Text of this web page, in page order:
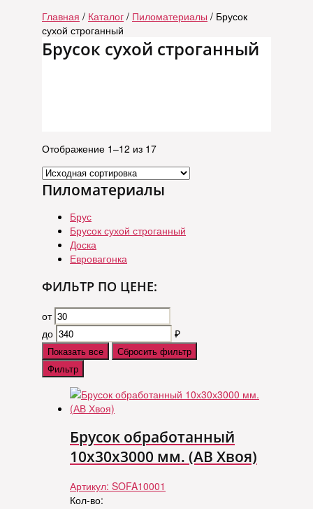
Главная / Каталог / Пиломатериалы / Брусок
сухой строганный
Брусок сухой строганный
Отображение 1–12 из 17
Пиломатериалы
Брус
Брусок сухой строганный
Доска
Евровагонка
ФИЛЬТР ПО ЦЕНЕ:
от
до
₽
Показать все
Сбросить фильтр
Фильтр
Брусок обработанный
10х30х3000 мм. (АВ Хвоя)
Артикул: SOFA10001
Кол-во: